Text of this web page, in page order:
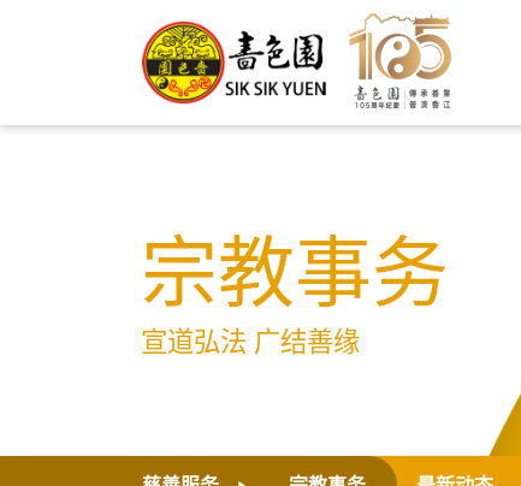
宗教事务
宣道弘法 广结善缘